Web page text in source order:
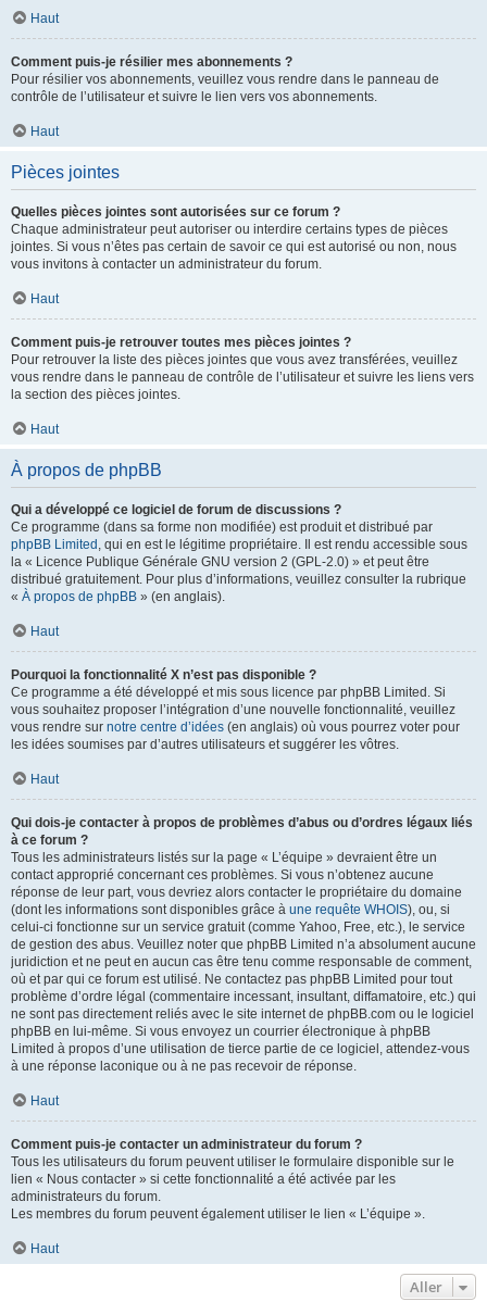
Haut
Comment puis-je résilier mes abonnements ?
Pour résilier vos abonnements, veuillez vous rendre dans le panneau de
contrôle de l’utilisateur et suivre le lien vers vos abonnements.
Haut
Pièces jointes
Quelles pièces jointes sont autorisées sur ce forum ?
Chaque administrateur peut autoriser ou interdire certains types de pièces
jointes. Si vous n’êtes pas certain de savoir ce qui est autorisé ou non, nous
vous invitons à contacter un administrateur du forum.
Haut
Comment puis-je retrouver toutes mes pièces jointes ?
Pour retrouver la liste des pièces jointes que vous avez transférées, veuillez
vous rendre dans le panneau de contrôle de l’utilisateur et suivre les liens vers
la section des pièces jointes.
Haut
À propos de phpBB
Qui a développé ce logiciel de forum de discussions ?
Ce programme (dans sa forme non modifiée) est produit et distribué par
phpBB Limited , qui en est le légitime propriétaire. Il est rendu accessible sous
la « Licence Publique Générale GNU version 2 (GPL-2.0) » et peut être
distribué gratuitement. Pour plus d’informations, veuillez consulter la rubrique
« À propos de phpBB » (en anglais).
Haut
Pourquoi la fonctionnalité X n’est pas disponible ?
Ce programme a été développé et mis sous licence par phpBB Limited. Si
vous souhaitez proposer l’intégration d’une nouvelle fonctionnalité, veuillez
vous rendre sur notre centre d’idées (en anglais) où vous pourrez voter pour
les idées soumises par d’autres utilisateurs et suggérer les vôtres.
Haut
Qui dois-je contacter à propos de problèmes d’abus ou d’ordres légaux liés
à ce forum ?
Tous les administrateurs listés sur la page « L’équipe » devraient être un
contact approprié concernant ces problèmes. Si vous n’obtenez aucune
réponse de leur part, vous devriez alors contacter le propriétaire du domaine
(dont les informations sont disponibles grâce à une requête WHOIS), ou, si
celui-ci fonctionne sur un service gratuit (comme Yahoo, Free, etc.), le service
de gestion des abus. Veuillez noter que phpBB Limited n’a absolument aucune
juridiction et ne peut en aucun cas être tenu comme responsable de comment,
où et par qui ce forum est utilisé. Ne contactez pas phpBB Limited pour tout
problème d’ordre légal (commentaire incessant, insultant, diffamatoire, etc.) qui
ne sont pas directement reliés avec le site internet de phpBB.com ou le logiciel
phpBB en lui-même. Si vous envoyez un courrier électronique à phpBB
Limited à propos d’une utilisation de tierce partie de ce logiciel, attendez-vous
à une réponse laconique ou à ne pas recevoir de réponse.
Haut
Comment puis-je contacter un administrateur du forum ?
Tous les utilisateurs du forum peuvent utiliser le formulaire disponible sur le
lien « Nous contacter » si cette fonctionnalité a été activée par les
administrateurs du forum.
Les membres du forum peuvent également utiliser le lien « L’équipe ».
Haut
Aller